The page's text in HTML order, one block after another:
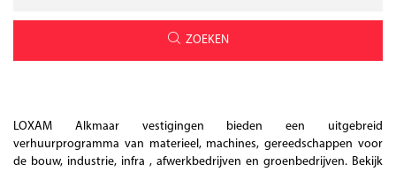
Breedtegraad
Lengtegraad
Geolocation
ZOEKEN
LOXAM Alkmaar vestigingen bieden een uitgebreid
verhuurprogramma van materieel, machines, gereedschappen voor
de bouw, industrie, infra , afwerkbedrijven en groenbedrijven. Bekijk